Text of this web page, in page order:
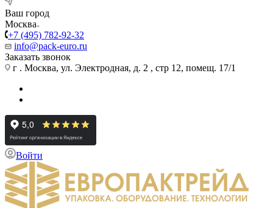
Ваш город
Москва
+7 (495) 782-92-32
info@pack-euro.ru
Заказать звонок
г . Москва, ул. Электродная, д. 2 , стр 12, помещ. 17/1
Войти